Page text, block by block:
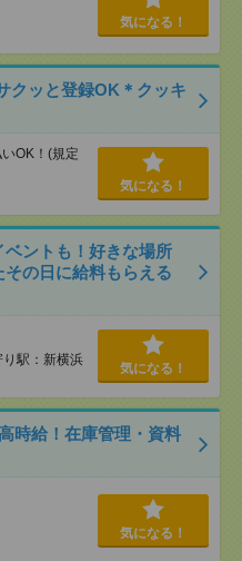
気になる！
クッと登録OK＊クッキ
OK！(規定
気になる！
ントも！好きな場所
の日に給料もらえる
駅：新横浜
気になる！
時給！在庫管理・資料
気になる！